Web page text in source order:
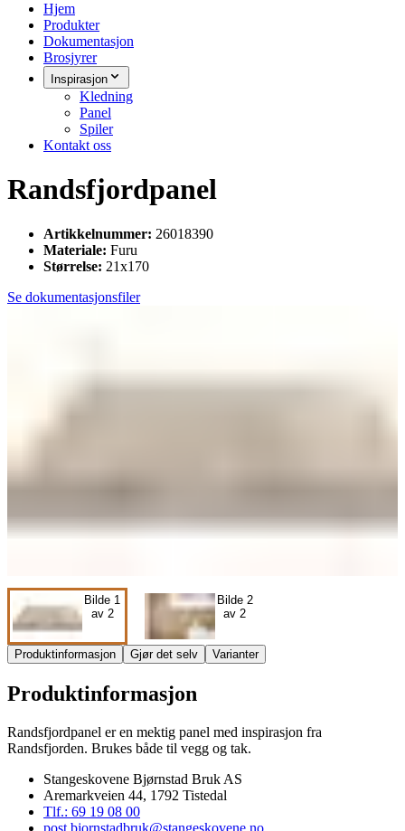
Hjem
Produkter
Dokumentasjon
Brosjyrer
Inspirasjon
Kledning
Panel
Spiler
Kontakt oss
Randsfjordpanel
Artikkelnummer: 26018390
Materiale: Furu
Størrelse: 21x170
Se dokumentasjonsfiler
Bilde 1
av 2
Bilde 2
av 2
Produktinformasjon Gjør det selv Varianter
Produktinformasjon
Randsfjordpanel er en mektig panel med inspirasjon fra
Randsfjorden. Brukes både til vegg og tak.
Stangeskovene Bjørnstad Bruk AS
Aremarkveien 44, 1792 Tistedal
Tlf.: 69 19 08 00
post.bjornstadbruk@stangeskovene.no